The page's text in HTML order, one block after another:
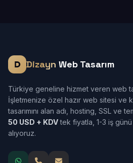
Dizayn Web Tasarım
Türkiye geneline hizmet veren web
İşletmenize özel hazır web sitesi ve
tasarımını alan adı, hosting, SSL ve
50 USD + KDVtek fiyatla, 1-3 iş
alıyoruz.